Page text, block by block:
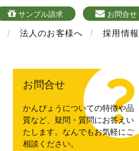
法人のお客様へ 採用情報
sample
サンプル請求 mailform
お問合せ
お問合せ
かんぴょうについての特徴や品
質など、疑問・質問にお答えい
たします。なんでもお気軽にご
相談ください。